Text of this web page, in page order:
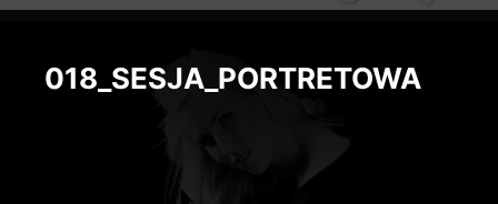
018_SESJA_PORTRETOWA